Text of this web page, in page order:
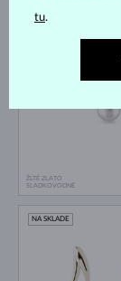
ŽLTÉ ZLATO
SLADKOVODNÉ
NA SKLADE
tu.